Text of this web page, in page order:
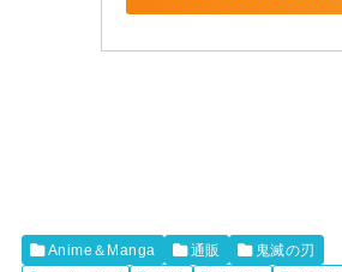
Anime＆Manga 通販
鬼滅の刃